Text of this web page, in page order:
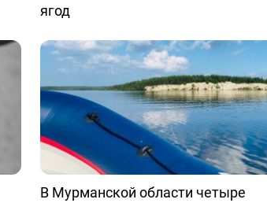
ягод
В Мурманской области четыре